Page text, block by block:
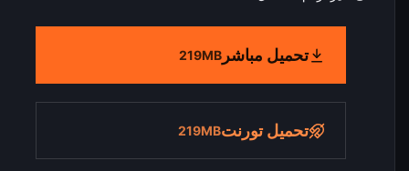
تحميل مباشر 219MB
تحميل تورنت219MB